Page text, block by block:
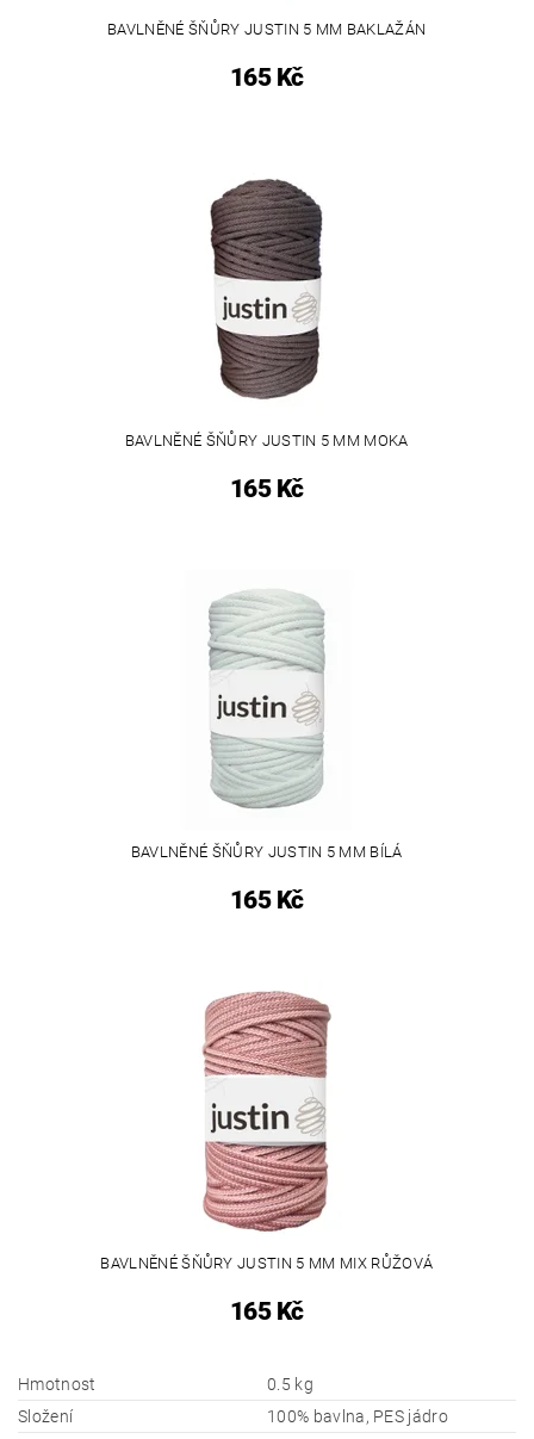
BAVLNĚNÉ ŠŇŮRY JUSTIN 5 MM BAKLAŽÁN
165 Kč
BAVLNĚNÉ ŠŇŮRY JUSTIN 5 MM MOKA
165 Kč
BAVLNĚNÉ ŠŇŮRY JUSTIN 5 MM BÍLÁ
165 Kč
BAVLNĚNÉ ŠŇŮRY JUSTIN 5 MM MIX RŮŽOVÁ
165 Kč
Hmotnost
0.5 kg
Složení
100% bavlna, PES jádro